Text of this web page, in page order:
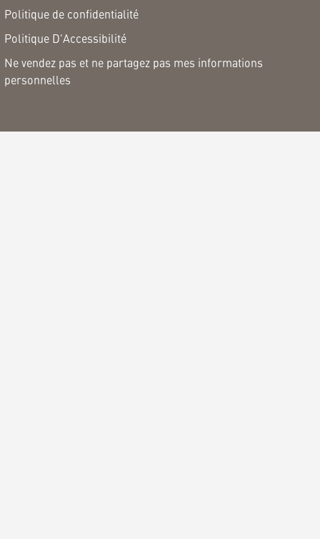
Politique de confidentialité
Politique D'Accessibilité
Ne vendez pas et ne partagez pas mes informations
personnelles